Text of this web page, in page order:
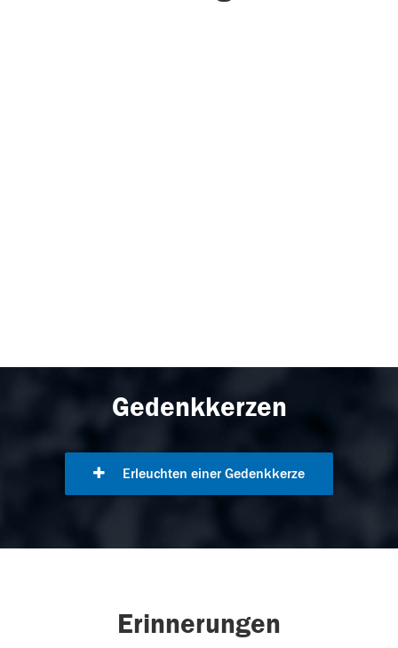
Gedenkkerzen
Erleuchten einer Gedenkkerze
Erinnerungen